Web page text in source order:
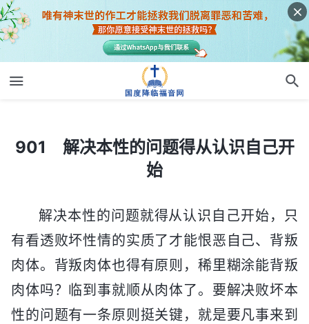
901 解决本性的问题得从认识自己开始
901 解决本性的问题得从认识自己开
始
解决本性的问题就得从认识自己开始，只
有看透败坏性情的实质了才能恨恶自己、背叛
肉体。背叛肉体也得有原则，稀里糊涂能背叛
肉体吗？临到事就顺从肉体了。要解决败坏本
性的问题有一条原则挺关键，就是要凡事来到